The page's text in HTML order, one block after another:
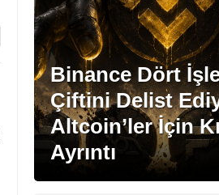
Binance Dört
Çiftini Delist
Altcoin’ler İçin
Ayrıntı